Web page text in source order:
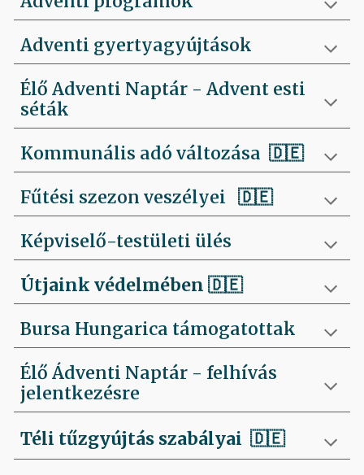
Adventi gyertyagyújtások
Élő Adventi Naptár - Advent esti
séták
Kommunális adó változása 🇩🇪
Fűtési szezon veszélyei 🇩🇪
Képviselő-testületi ülés
Útjaink védelmében🇩🇪
Bursa Hungarica támogatottak
Élő Ádventi Naptár - felhívás
jelentkezésre
Téli tűzgyújtás szabályai 🇩🇪